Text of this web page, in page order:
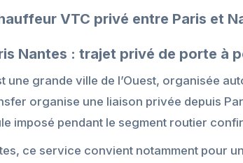
VTC privé entre Paris et
Nantes : trajet privé de porte à
une grande ville de l’Ouest, organisée
organise une liaison privée depuis
imposé pendant le segment routier
ce service convient notamment pour